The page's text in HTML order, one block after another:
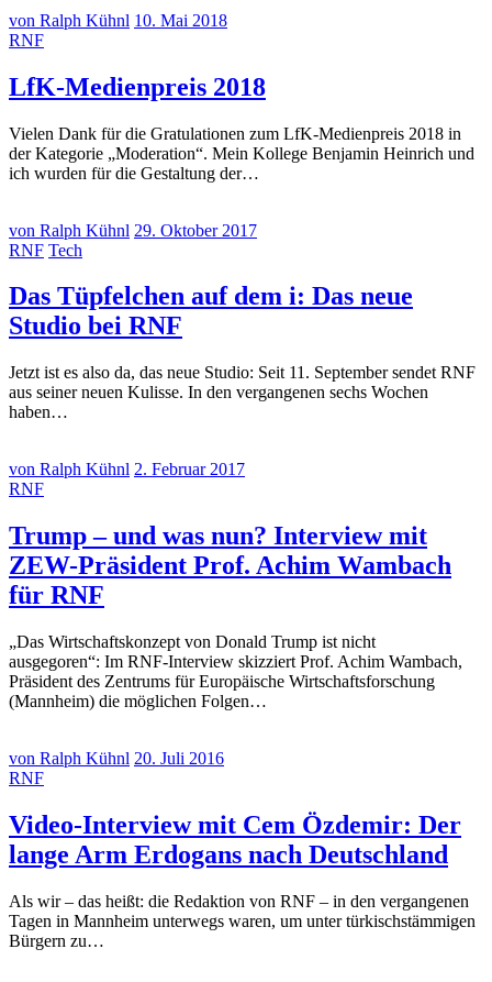
von Ralph Kühnl 10. Mai 2018
RNF
LfK-Medienpreis 2018
Vielen Dank für die Gratulationen zum LfK-Medienpreis 2018 in
der Kategorie „Moderation“. Mein Kollege Benjamin Heinrich und
ich wurden für die Gestaltung der…
von Ralph Kühnl 29. Oktober 2017
RNF Tech
Das Tüpfelchen auf dem i: Das neue
Studio bei RNF
Jetzt ist es also da, das neue Studio: Seit 11. September sendet RNF
aus seiner neuen Kulisse. In den vergangenen sechs Wochen
haben…
von Ralph Kühnl 2. Februar 2017
RNF
Trump – und was nun? Interview mit
ZEW-Präsident Prof. Achim Wambach
für RNF
„Das Wirtschaftskonzept von Donald Trump ist nicht
ausgegoren“: Im RNF-Interview skizziert Prof. Achim Wambach,
Präsident des Zentrums für Europäische Wirtschaftsforschung
(Mannheim) die möglichen Folgen…
von Ralph Kühnl 20. Juli 2016
RNF
Video-Interview mit Cem Özdemir: Der
lange Arm Erdogans nach Deutschland
Als wir – das heißt: die Redaktion von RNF – in den vergangenen
Tagen in Mannheim unterwegs waren, um unter türkischstämmigen
Bürgern zu…